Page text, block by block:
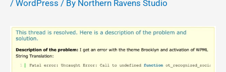
/ WordPress / By Northern Ravens Studio